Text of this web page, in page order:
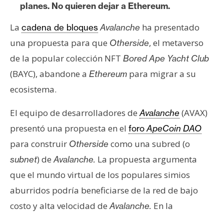
A
A
n
á
i
s
i
s
N
o
planes. No quieren dejar a Ethereum.
La cadena de bloquesAvalanche ha presentado
una propuesta para que Otherside, el metaverso
de la popular colección NFT Bored Ape Yacht Club
(BAYC), abandone a Ethereum para migrar a su
ecosistema.
El equipo de desarrolladores deAvalanche (AVAX)
presentó una propuesta en el foroApeCoin DAO
para construir Otherside como una subred (o
subnet) deAvalanche. La propuesta argumenta
que el mundo virtual de los populares simios
aburridos podría beneficiarse de la red de bajo
costo y alta velocidad deAvalanche. En la